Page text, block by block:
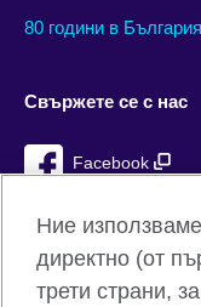
80 години в България
Свържете се с нас
Facebook
TikTok
Ние
директно (от
трети страни,